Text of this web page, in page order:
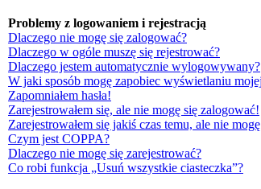
Problemy z logowaniem i rejestracją
Dlaczego nie mogę się zalogować?
Dlaczego w ogóle muszę się rejestrować?
Dlaczego jestem automatycznie wylogowywany?
W jaki sposób mogę zapobiec wyświetlaniu
Zapomniałem hasła!
Zarejestrowałem się, ale nie mogę się zalogować!
Zarejestrowałem się jakiś czas temu, ale nie
Czym jest COPPA?
Dlaczego nie mogę się zarejestrować?
Co robi funkcja „Usuń wszystkie ciasteczka”?